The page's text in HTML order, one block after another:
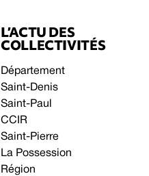
L’ACTU DES
COLLECTIVITÉS
Département
Saint-Denis
Saint-Paul
CCIR
Saint-Pierre
La Possession
Région